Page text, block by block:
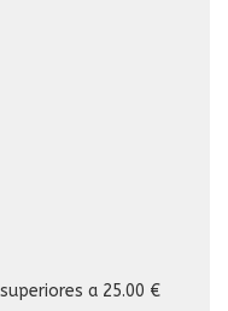
a 25.00 €